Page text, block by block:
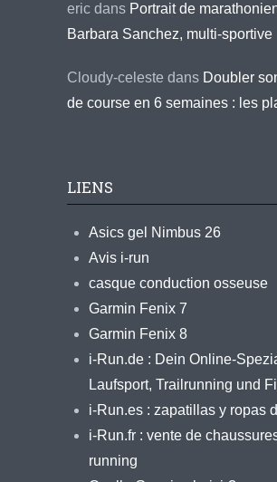
eric dans Portrait de
Barbara Sanchez, multi-sportive
Cloudy-celeste dans Doubler
de course en 6 semaines : les
LIENS
Asics gel Nimbus 26
Avis i-run
casque conduction osseuse
Garmin Fenix 7
Garmin Fenix 8
i-Run.de : Dein Online-
Laufsport, Trailrunning und
i-Run.es : zapatillas y ropas
i-Run.fr : vente de
running